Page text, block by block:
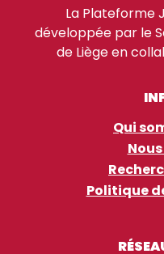
La Plateforme
développée par le
de Liège en
Qui
Politique